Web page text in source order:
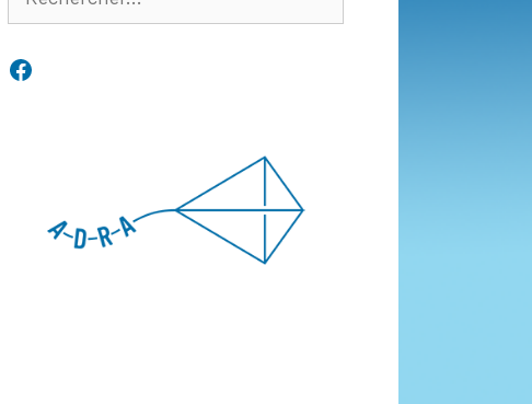
Facebook